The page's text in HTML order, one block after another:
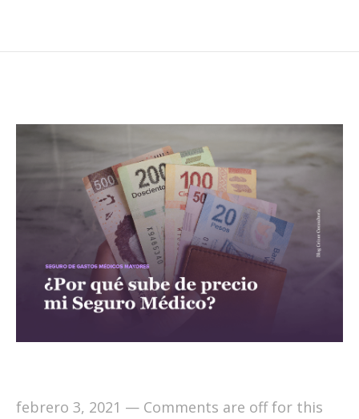
febrero 3, 2021 — Comments are off for this